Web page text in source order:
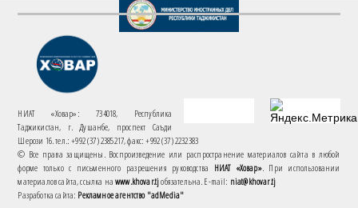
НИАТ «Ховар»: 734018, Республика
Таджикистан, г. Душанбе, проспект Саъди
Шерози 16. тел.: +992 (37) 2385217, факс: +992 (37) 2232383
© Все права защищены. Воспроизведение или распространение материалов сайта в любой
форме только с письменного разрешения руководства НИАТ «Ховар». При использовании
материалов сайта, ссылка наwww.khovar.tjобязательна. E-mail: niat@khovar.tj
Разработка сайта: Рекламное агентство "adMedia"